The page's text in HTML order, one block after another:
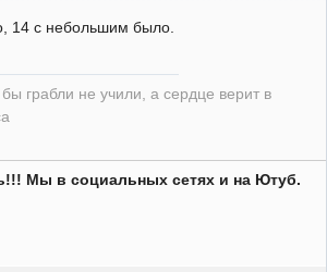
14 с небольшим было.
грабли не учили, а сердце верит в
Мы в социальных сетях и на Ютуб.